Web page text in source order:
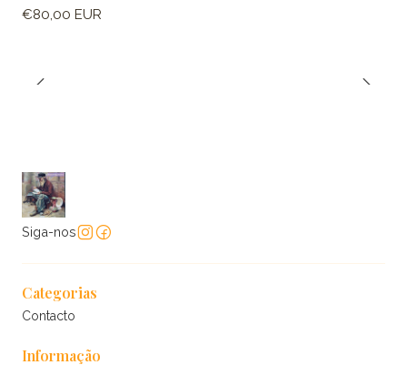
€80,00 EUR
Siga-nos
Categorias
Contacto
Informação